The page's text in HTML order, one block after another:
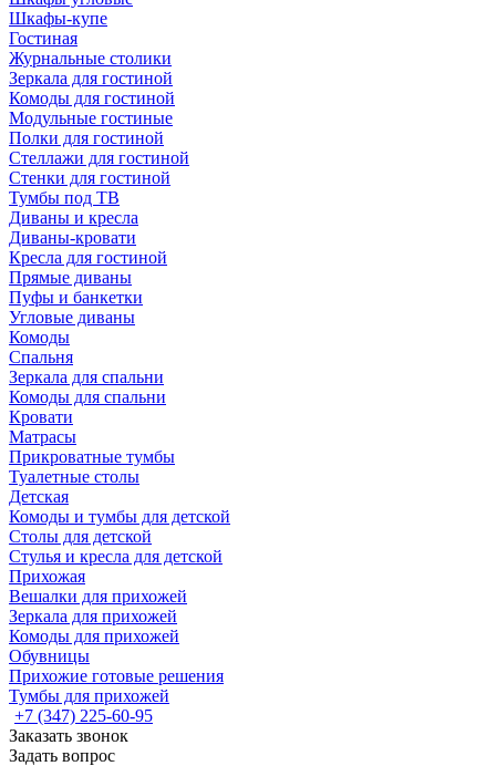
Шкафы-купе
Гостиная
Журнальные столики
Зеркала для гостиной
Комоды для гостиной
Модульные гостиные
Полки для гостиной
Стеллажи для гостиной
Стенки для гостиной
Тумбы под ТВ
Диваны и кресла
Диваны-кровати
Кресла для гостиной
Прямые диваны
Пуфы и банкетки
Угловые диваны
Комоды
Спальня
Зеркала для спальни
Комоды для спальни
Кровати
Матрасы
Прикроватные тумбы
Туалетные столы
Детская
Комоды и тумбы для детской
Столы для детской
Стулья и кресла для детской
Прихожая
Вешалки для прихожей
Зеркала для прихожей
Комоды для прихожей
Обувницы
Прихожие готовые решения
Тумбы для прихожей
+7 (347) 225-60-95
Заказать звонок
Задать вопрос